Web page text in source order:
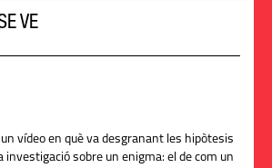
VE
vídeo en què va desgranant les hipòtesis
investigació sobre un enigma: el de com un